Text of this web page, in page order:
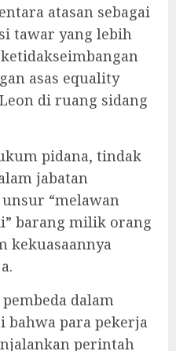
atasan sebagai
tawar yang lebih
asas equality
di ruang sidang
pidana, tindak
jabatan
“melawan
barang milik orang
kekuasaannya
dalam
bahwa para pekerja
perintah